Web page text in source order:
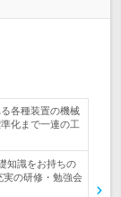
各種装置の機械
化まで一連の工
知識をお持ちの
の研修・勉強会